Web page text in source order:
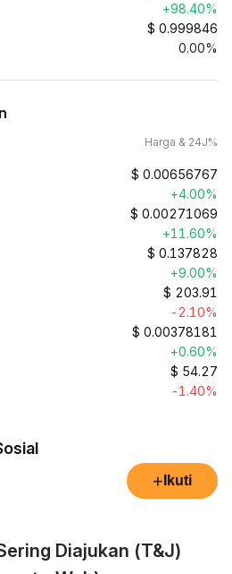
+98.40%
$ 0.999846
0.00%
Harga & 24J%
$ 0.00656767
+4.00%
$ 0.00271069
+11.60%
$ 0.137828
+9.00%
$ 203.91
-2.10%
$ 0.00378181
+0.60%
$ 54.27
-1.40%
+ Ikuti
Diajukan (T&J)